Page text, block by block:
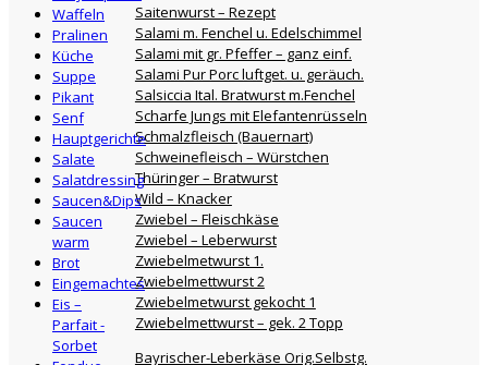
Saitenwurst – Rezept
Salami m. Fenchel u. Edelschimmel
Salami mit gr. Pfeffer – ganz einf.
Salami Pur Porc luftget. u. geräuch.
Salsiccia Ital. Bratwurst m.Fenchel
Scharfe Jungs mit Elefantenrüsseln
Schmalzfleisch (Bauernart)
Schweinefleisch – Würstchen
Thüringer – Bratwurst
Wild – Knacker
Zwiebel – Fleischkäse
Zwiebel – Leberwurst
Zwiebelmetwurst 1.
Zwiebelmettwurst 2
Zwiebelmetwurst gekocht 1
Zwiebelmettwurst – gek. 2 Topp
Bayrischer-Leberkäse Orig.Selbstg.
Waffeln
Pralinen
Küche
Suppe
Pikant
Senf
Hauptgerichte
Salate
Salatdressing
Saucen&Dips
Saucen
warm
Brot
Eingemachtes
Eis –
Parfait -
Sorbet